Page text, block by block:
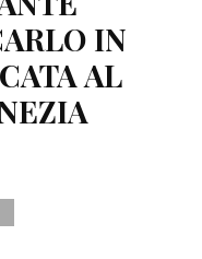
IN
AL